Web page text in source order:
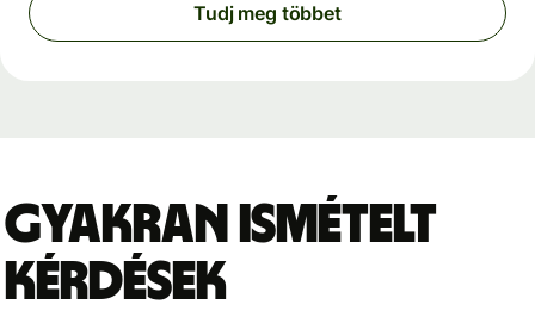
Tudj meg többet
Gyakran ismételt
kérdések